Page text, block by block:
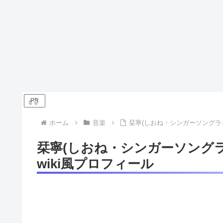
PR
ホーム 音楽 栞寧(しおね・シンガーソング
栞寧(しおね・シンガーソング
wiki風プロフィール